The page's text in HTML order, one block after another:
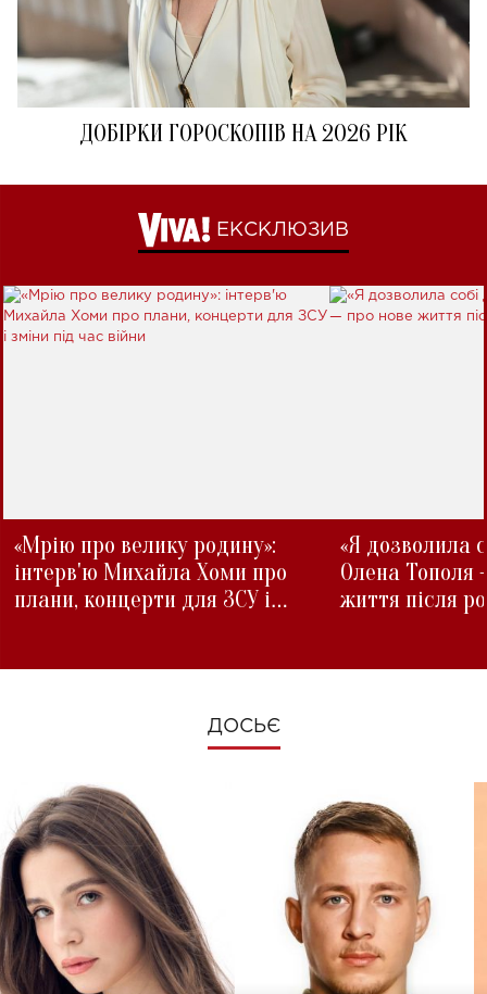
ДОБІРКИ ГОРОСКОПІВ НА 2026 РІК
ЕКСКЛЮЗИВ
«Мрію про велику родину»:
інтерв'ю Михайла Хоми про
плани, концерти для ЗСУ і
«Я дозволила
Олена Тополя
життя після
ДОСЬЄ